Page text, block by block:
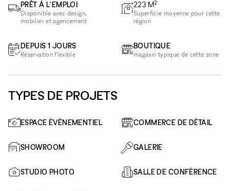
PRÊT À L'EMPLOI
Disponible avec design,
mobilier et agencement
DEPUIS 1 JOURS
Réservation flexible
223 M2
Superficie moyenne pour cette
région
BOUTIQUE
magasin typique de cette zone
TYPES DE PROJETS
ESPACE ÉVÉNEMENTIEL COMMERCE DE DÉTAIL
SHOWROOM GALERIE
STUDIO PHOTO SALLE DE CONFÉRENCE